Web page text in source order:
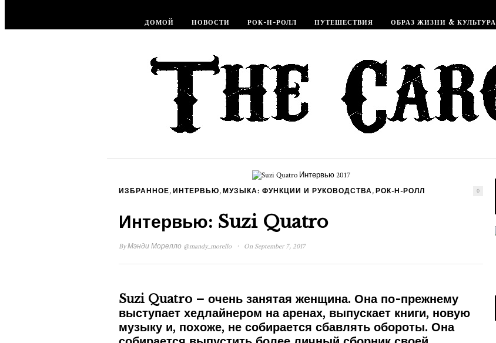
ДОМОЙ НОВОСТИ РОК-Н-РОЛЛ ПУТЕШЕСТВИЯ ОБРАЗ ЖИЗНИ & КУЛЬТУРА
ИЗБРАННОЕ, ИНТЕРВЬЮ, МУЗЫКА: ФУНКЦИИ И РУКОВОДСТВА, РОК-Н-РОЛЛ 0
Интервью: Suzi Quatro
ByМэнди Морелло @mandy_morello · On September 7, 2017
Suzi Quatro – очень занятая женщина. Она по-прежнему
выступает хедлайнером на аренах, выпускает книги, новую
музыку и, похоже, не собирается сбавлять обороты. Она